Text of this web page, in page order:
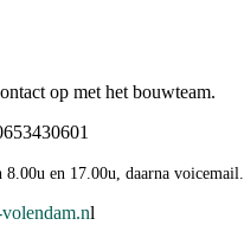
op met het bouwteam.
8.00u en 17.00u, daarna voicemail.
l